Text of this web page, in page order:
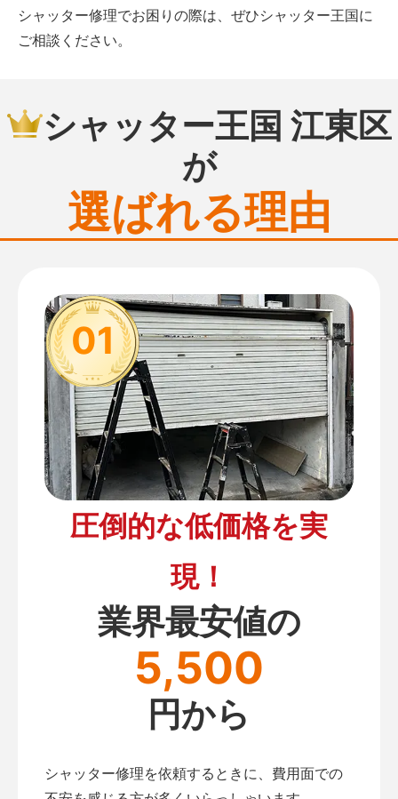
シャッター修理でお困りの際は、ぜひシャッター王国に
ご相談ください。
シャッター王国 江東区
が
選ばれる理由
01
圧倒的な低価格を実
現！
業界最安値の
5,500
円から
シャッター修理を依頼するときに、費用面での